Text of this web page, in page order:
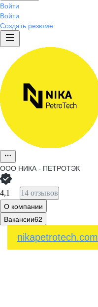
Войти
Войти
Создать резюме
ООО НИКА - ПЕТРОТЭК
4,1 14 отзывов
О компании
Вакансии62
nikapetrotech.com